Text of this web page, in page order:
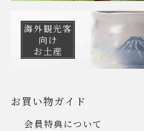
海外観光客
向け
お土産
お買い物ガイド
会員特典について